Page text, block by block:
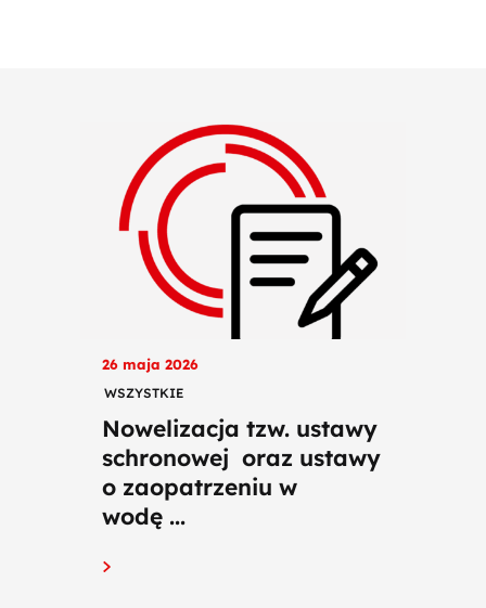
26 maja 2026
WSZYSTKIE
Nowelizacja tzw. ustawy
schronowej oraz ustawy
o zaopatrzeniu w
wodę ...